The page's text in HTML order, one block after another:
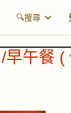
🔍搜尋
早午餐 (